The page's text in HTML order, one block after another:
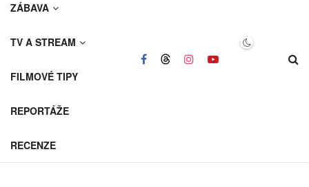
ZÁBAVA
TV A STREAM
FILMOVÉ TIPY
REPORTÁŽE
RECENZE